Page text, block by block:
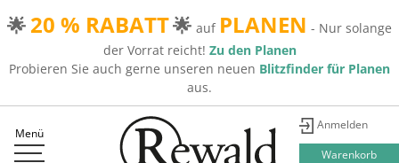
🌟 20 % RABATT🌟 auf PLANEN - Nur solange
der Vorrat reicht! Zu den Planen
Probieren Sie auch gerne unseren neuen Blitzfinder für Planen
aus.
Menü
Anmelden
Warenkorb